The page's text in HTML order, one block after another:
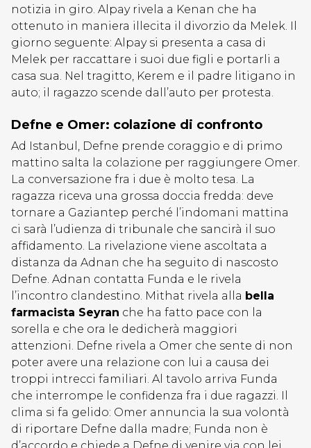
notizia in giro. Alpay rivela a Kenan che ha
ottenuto in maniera illecita il divorzio da Melek. Il
giorno seguente: Alpay si presenta a casa di
Melek per raccattare i suoi due figli e portarli a
casa sua. Nel tragitto, Kerem e il padre litigano in
auto; il ragazzo scende dall’auto per protesta.
Defne e Omer: colazione di confronto
Ad Istanbul, Defne prende coraggio e di primo
mattino salta la colazione per raggiungere Omer.
La conversazione fra i due è molto tesa. La
ragazza riceva una grossa doccia fredda: deve
tornare a Gaziantep perché l’indomani mattina
ci sarà l’udienza di tribunale che sancirà il suo
affidamento. La rivelazione viene ascoltata a
distanza da Adnan che ha seguito di nascosto
Defne. Adnan contatta Funda e le rivela
l’incontro clandestino. Mithat rivela alla bella
farmacista Seyran che ha fatto pace con la
sorella e che ora le dedicherà maggiori
attenzioni. Defne rivela a Omer che sente di non
poter avere una relazione con lui a causa dei
troppi intrecci familiari. Al tavolo arriva Funda
che interrompe le confidenza fra i due ragazzi. Il
clima si fa gelido: Omer annuncia la sua volontà
di riportare Defne dalla madre; Funda non è